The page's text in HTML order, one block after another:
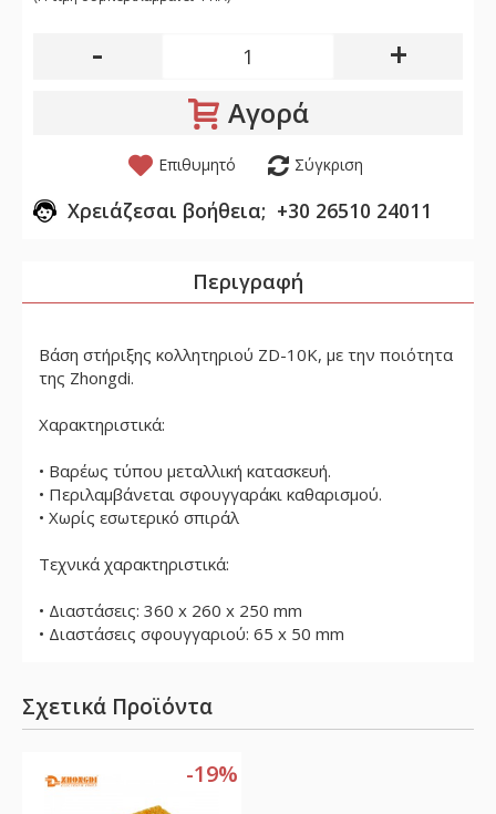
- +
Αγορά
Επιθυμητό Σύγκριση
Χρειάζεσαι βοήθεια; +30 26510 24011
Περιγραφή
Βάση στήριξης κολλητηριού ZD-10K, με την ποιότητα
της Zhongdi.
Χαρακτηριστικά:
• Βαρέως τύπου μεταλλική κατασκευή.
• Περιλαμβάνεται σφουγγαράκι καθαρισμού.
• Χωρίς εσωτερικό σπιράλ
Τεχνικά χαρακτηριστικά:
• Διαστάσεις: 360 x 260 x 250 mm
• Διαστάσεις σφουγγαριού: 65 x 50 mm
Σχετικά Προϊόντα
-19%